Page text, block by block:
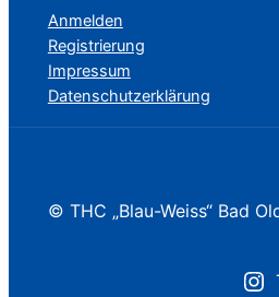
Anmelden
Registrierung
Impressum
Datenschutzerklärung
© THC „Blau-Weiss“ Bad